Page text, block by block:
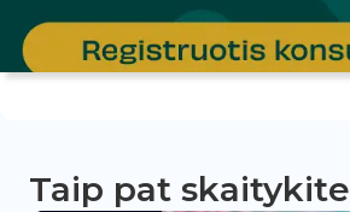
Taip pat skaitykite